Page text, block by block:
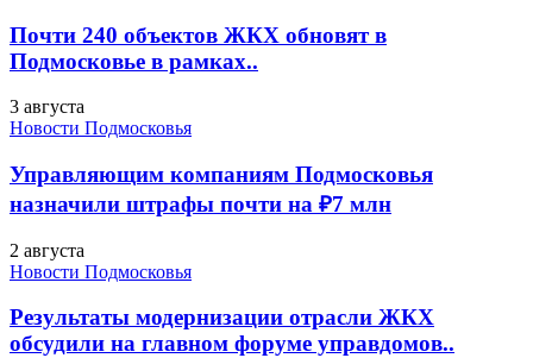
Почти 240 объектов ЖКХ обновят в
Подмосковье в рамках..
3 августа
Новости Подмосковья
Управляющим компаниям Подмосковья
назначили штрафы почти на ₽7 млн
2 августа
Новости Подмосковья
Результаты модернизации отрасли ЖКХ
обсудили на главном форуме управдомов..